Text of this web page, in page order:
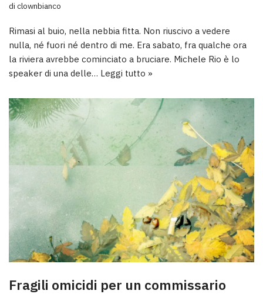
di clownbianco
Rimasi al buio, nella nebbia fitta. Non riuscivo a vedere
nulla, né fuori né dentro di me. Era sabato, fra qualche ora
la riviera avrebbe cominciato a bruciare. Michele Rio è lo
speaker di una delle… Leggi tutto »
Fragili omicidi per un commissario